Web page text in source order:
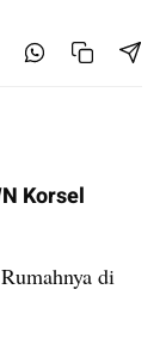
Korsel
di